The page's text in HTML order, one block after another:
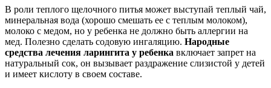
В роли теплого щелочного питья может выступай теплый чай,
минеральная вода (хорошо смешать ее с теплым молоком),
молоко с медом, но у ребенка не должно быть аллергии на
мед. Полезно сделать содовую ингаляцию. Народные
средства лечения ларингита у ребенка включает запрет на
натуральный сок, он вызывает раздражение слизистой у детей
и имеет кислоту в своем составе.